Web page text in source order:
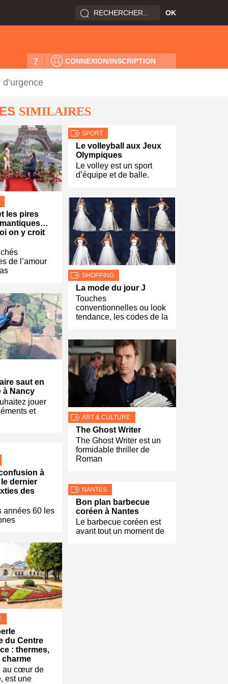
CONNEXION/INSCRIPTION
?
SIMILAIRES
les pires
on y croit
de l’amour
saut en
à Nancy
jouer
et
à
dernier
des
années 60 les
du Centre
: thermes,
charme
au cœur de
est une
SPORT
Le volleyball aux Jeux
Olympiques
Le volley est un sport
d’équipe et de balle.
SHOPPING
La mode du jour J
Touches
conventionnelles ou look
tendance, les codes de la
ART & CULTURE
The Ghost Writer
The Ghost Writer est un
formidable thriller de
Roman
NANTES
Bon plan barbecue
coréen à Nantes
Le barbecue coréen est
avant tout un moment de